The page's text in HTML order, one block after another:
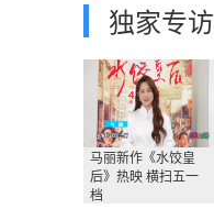
独家专访
马丽新作《水饺皇
后》热映 横扫五一
档